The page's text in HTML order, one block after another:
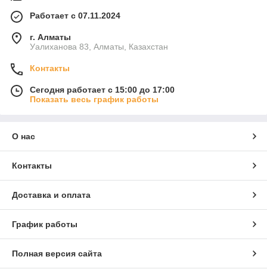
Работает с 07.11.2024
г. Алматы
Уалиханова 83, Алматы, Казахстан
Контакты
Сегодня работает с 15:00 до 17:00
Показать весь график работы
О нас
Контакты
Доставка и оплата
График работы
Полная версия сайта